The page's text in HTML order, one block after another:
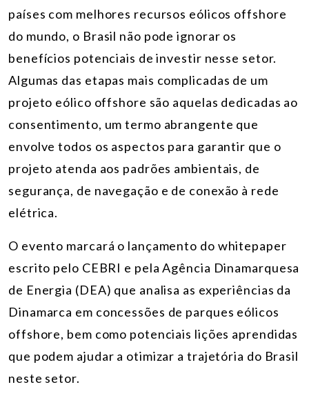
países com melhores recursos eólicos offshore
do mundo, o Brasil não pode ignorar os
benefícios potenciais de investir nesse setor.
Algumas das etapas mais complicadas de um
projeto eólico offshore são aquelas dedicadas ao
consentimento, um termo abrangente que
envolve todos os aspectos para garantir que o
projeto atenda aos padrões ambientais, de
segurança, de navegação e de conexão à rede
elétrica.
O evento marcará o lançamento do whitepaper
escrito pelo CEBRI e pela Agência Dinamarquesa
de Energia (DEA) que analisa as experiências da
Dinamarca em concessões de parques eólicos
offshore, bem como potenciais lições aprendidas
que podem ajudar a otimizar a trajetória do Brasil
neste setor.